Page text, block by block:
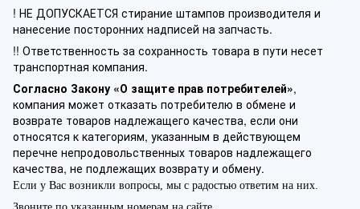
! НЕ ДОПУСКАЕТСЯ стирание штампов производителя и
нанесение посторонних надписей на запчасть.
!! Ответственность за сохранность товара в пути несет
транспортная компания.
Согласно Закону «О защите прав потребителей»,
компания может отказать потребителю в обмене и
возврате товаров надлежащего качества, если они
относятся к категориям, указанным в действующем
перечне непродовольственных товаров надлежащего
качества, не подлежащих возврату и обмену.
Если у Вас возникли вопросы, мы с радостью ответим на них.